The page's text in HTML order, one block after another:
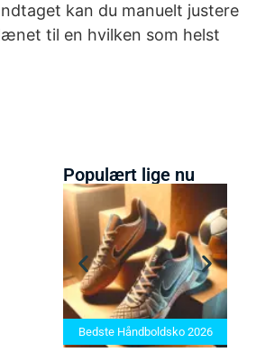
kan du manuelt justere
til en hvilken som helst
Populært lige nu
–
her!
Bedste Håndboldsko 2026